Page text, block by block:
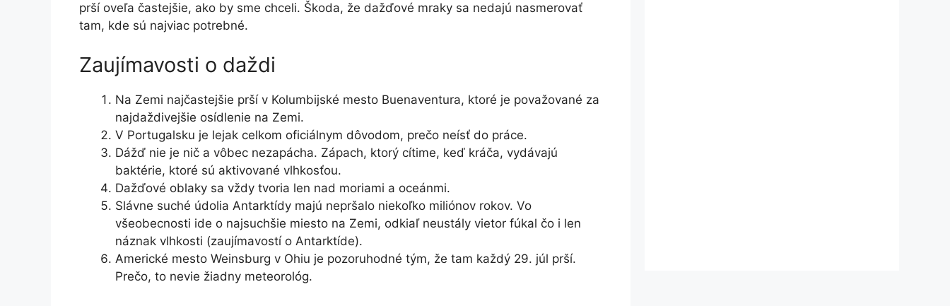
prší oveľa častejšie, ako by sme chceli. Škoda, že dažďové mraky sa nedajú nasmerovať
tam, kde sú najviac potrebné.
Zaujímavosti o daždi
Na Zemi najčastejšie prší v Kolumbijské mesto Buenaventura, ktoré je považované za
najdaždivejšie osídlenie na Zemi.
V Portugalsku je lejak celkom oficiálnym dôvodom, prečo neísť do práce.
Dážď nie je nič a vôbec nezapácha. Zápach, ktorý cítime, keď kráča, vydávajú
baktérie, ktoré sú aktivované vlhkosťou.
Dažďové oblaky sa vždy tvoria len nad moriami a oceánmi.
Slávne suché údolia Antarktídy majú nepršalo niekoľko miliónov rokov. Vo
všeobecnosti ide o najsuchšie miesto na Zemi, odkiaľ neustály vietor fúkal čo i len
náznak vlhkosti (zaujímavostí o Antarktíde).
Americké mesto Weinsburg v Ohiu je pozoruhodné tým, že tam každý 29. júl prší.
Prečo, to nevie žiadny meteorológ.